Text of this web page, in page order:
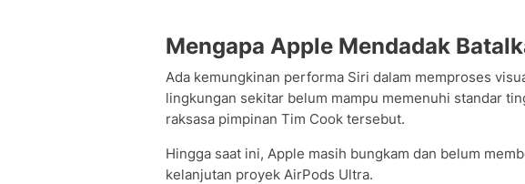
Mengapa Apple Mendadak
Ada kemungkinan performa Siri dalam memproses
lingkungan sekitar belum mampu memenuhi standar
raksasa pimpinan Tim Cook tersebut.
Hingga saat ini, Apple masih bungkam dan belum
kelanjutan proyek AirPods Ultra.